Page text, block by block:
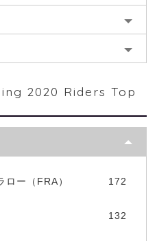
2020 Riders Top
ロー（FRA）
172
132